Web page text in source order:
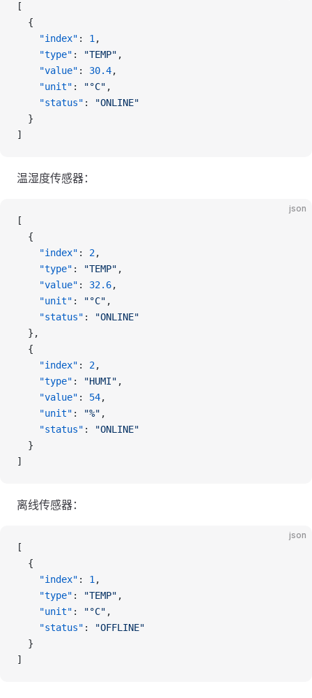
[
  {
    "index"
: 1 ,
    "type"
: "TEMP" ,
    "value"
: 30.4,
    "unit"
: "°C" ,
    "status"
:
"ONLINE"
  }
]
温湿度传感器：
json
[
  {
    "index"
: 2,
    "type"
: "TEMP" ,
    "value"
: 32.6,
    "unit"
: "°C" ,
    "status"
:
"ONLINE"
  },
  {
    "index"
: 2,
    "type"
: "HUMI" ,
    "value"
: 54,
    "unit"
: "%" ,
    "status"
:
"ONLINE"
  }
]
离线传感器：
json
[
  {
    "index"
: 1 ,
    "type"
: "TEMP" ,
    "unit"
: "°C" ,
    "status"
:
"OFFLINE"
  }
]